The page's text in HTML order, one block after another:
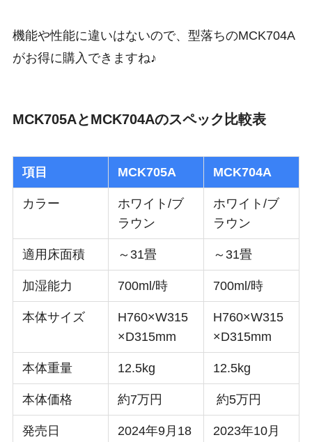
機能や性能に違いはないので、型落ちのMCK704A
がお得に購入できますね♪
MCK705AとMCK704Aのスペック比較表
項目 MCK705A MCK704A
カラー
ホワイト/ブ
ラウン
ホワイト/ブ
ラウン
適用床面積 ～31畳 ～31畳
加湿能力 700ml/時 700ml/時
本体サイズ
H760×W315
×D315mm
H760×W315
×D315mm
本体重量 12.5kg 12.5kg
本体価格 約7万円 約5万円
発売日
2024年9月18
2023年10月